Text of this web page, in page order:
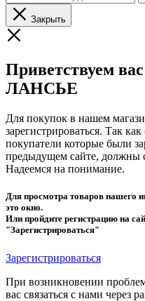
Закрыть
Приветствуем
ЛАНСЬЕ
Для покупок в нашем
зарегистрироваться. Так
покупатели которые были
предыдущем сайте, должны
Надеемся на понимание.
Для просмотра товаров нашего
это окно.
Или пройдите регистрацию на
"Зарегистрироваться"
Зарегистрироваться
При возникновении
вас связаться с нами через